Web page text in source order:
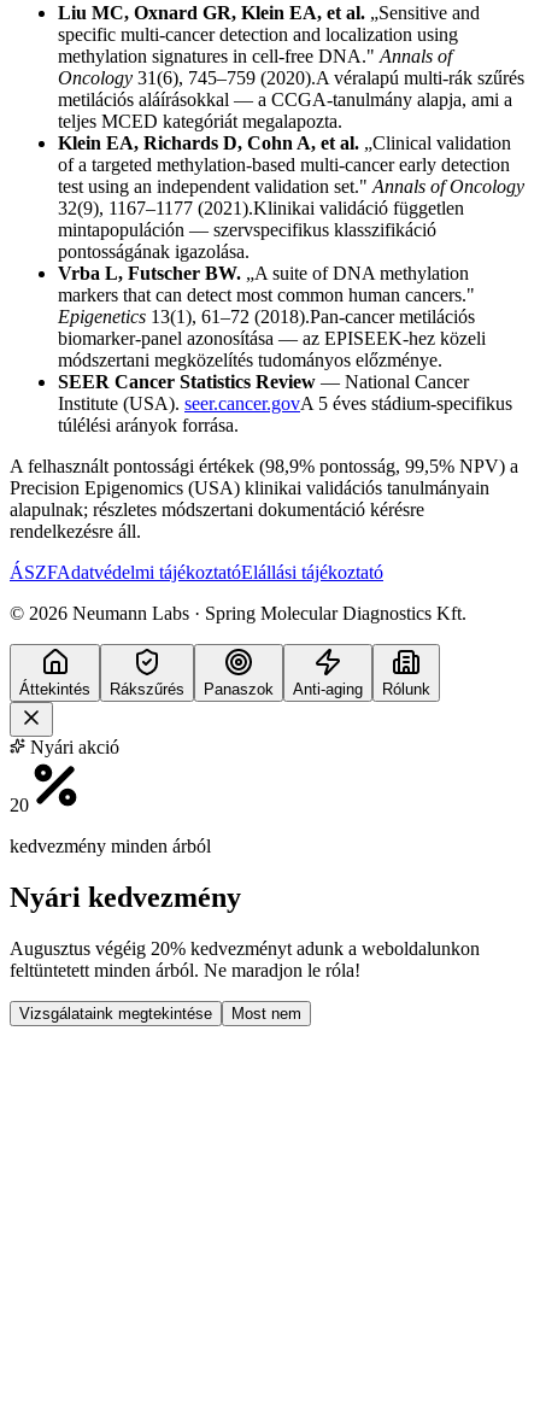
Liu MC, Oxnard GR, Klein EA, et al. „Sensitive and
specific multi-cancer detection and localization using
methylation signatures in cell-free DNA." Annals of
Oncology 31(6), 745–759 (2020).A véralapú multi-rák szűrés
metilációs aláírásokkal — a CCGA-tanulmány alapja, ami a
teljes MCED kategóriát megalapozta.
Klein EA, Richards D, Cohn A, et al. „Clinical validation
of a targeted methylation-based multi-cancer early detection
test using an independent validation set." Annals of Oncology
32(9), 1167–1177 (2021).Klinikai validáció független
mintapopuláción — szervspecifikus klasszifikáció
pontosságának igazolása.
Vrba L, Futscher BW. „A suite of DNA methylation
markers that can detect most common human cancers."
Epigenetics 13(1), 61–72 (2018).Pan-cancer metilációs
biomarker-panel azonosítása — az EPISEEK-hez közeli
módszertani megközelítés tudományos előzménye.
SEER Cancer Statistics Review — National Cancer
Institute (USA). seer.cancer.govA 5 éves stádium-specifikus
túlélési arányok forrása.
A felhasznált pontossági értékek (98,9% pontosság, 99,5% NPV) a
Precision Epigenomics (USA) klinikai validációs tanulmányain
alapulnak; részletes módszertani dokumentáció kérésre
rendelkezésre áll.
ÁSZFAdatvédelmi tájékoztatóElállási tájékoztató
© 2026 Neumann Labs · Spring Molecular Diagnostics Kft.
Áttekintés Rákszűrés Panaszok Anti-aging Rólunk
Nyári akció
20
kedvezmény minden árból
Nyári kedvezmény
Augusztus végéig 20% kedvezményt adunk a weboldalunkon
feltüntetett minden árból. Ne maradjon le róla!
Vizsgálataink megtekintése Most nem